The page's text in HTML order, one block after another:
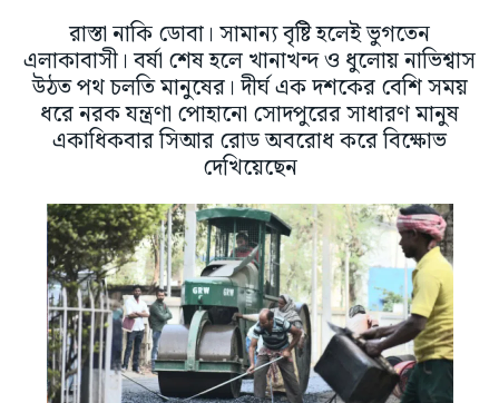
রাস্তা নাকি ডোবা। সামান্য বৃষ্টি হলেই ভুগতেন
এলাকাবাসী। বর্ষা শেষ হলে খানাখন্দ ও ধুলোয় নাভিশ্বাস
উঠত পথ চলতি মানুষের। দীর্ঘ এক দশকের বেশি সময়
ধরে নরক যন্ত্রণা পোহানো সোদপুরের সাধারণ মানুষ
একাধিকবার সিআর রোড অবরোধ করে বিক্ষোভ
দেখিয়েছেন